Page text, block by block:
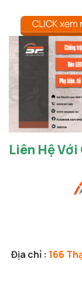
CLICK xem
Liên Hệ
Địa chỉ : 166